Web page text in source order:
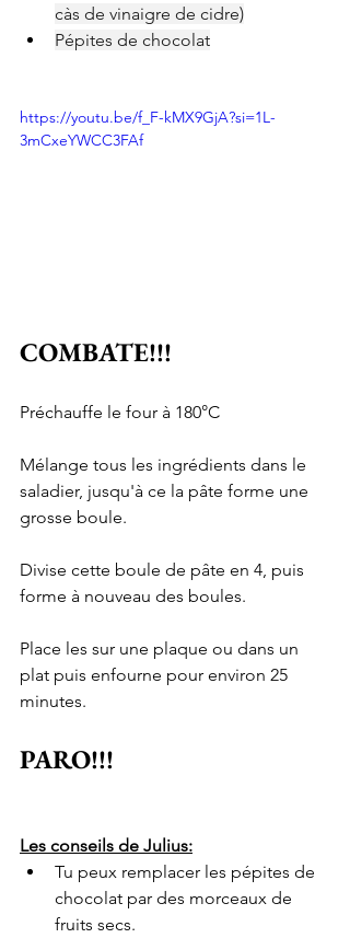
càs de vinaigre de cidre)
Pépites de chocolat
https://youtu.be/f_F-kMX9GjA?si=1L-
3mCxeYWCC3FAf
COMBATE!!!
Préchauffe le four à 180°C
Mélange tous les ingrédients dans le
saladier, jusqu'à ce la pâte forme une
grosse boule.
Divise cette boule de pâte en 4, puis
forme à nouveau des boules.
Place les sur une plaque ou dans un
plat puis enfourne pour environ 25
minutes.
PARO!!!
Les conseils de Julius:
Tu peux remplacer les pépites de
chocolat par des morceaux de
fruits secs.